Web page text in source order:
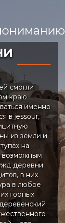
смогли
краю
именно
в jessour,
из земли и
на
возможным
деревни.
в них
в любое
горных